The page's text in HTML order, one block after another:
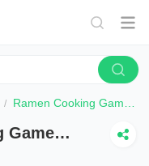
Ramen Cooking Game Adventure
Game